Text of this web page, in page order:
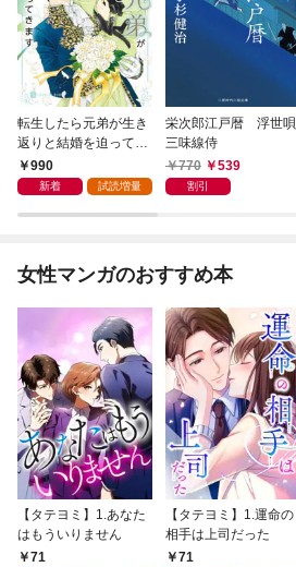
転生したら元弟が生き
返りと結婚を迫ってき
ます【電子書籍限定
版】
990
新着 試読増量
栄次郎江戸暦 浮世唄
三味線侍
770
539
割引
女性マンガのおすすめ本
【タテヨミ】1.あなた
はもういりません
71
【タテヨミ】1.運命の
相手は上司だった
71